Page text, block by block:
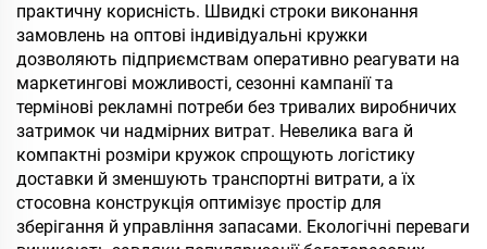
практичну корисність. Швидкі строки виконання
замовлень на оптові індивідуальні кружки
дозволяють підприємствам оперативно реагувати на
маркетингові можливості, сезонні кампанії та
термінові рекламні потреби без тривалих виробничих
затримок чи надмірних витрат. Невелика вага й
компактні розміри кружок спрощують логістику
доставки й зменшують транспортні витрати, а їх
стосовна конструкція оптимізує простір для
зберігання й управління запасами. Екологічні переваги